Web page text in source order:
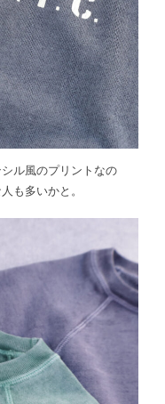
ル風のプリントなの
も多いかと。